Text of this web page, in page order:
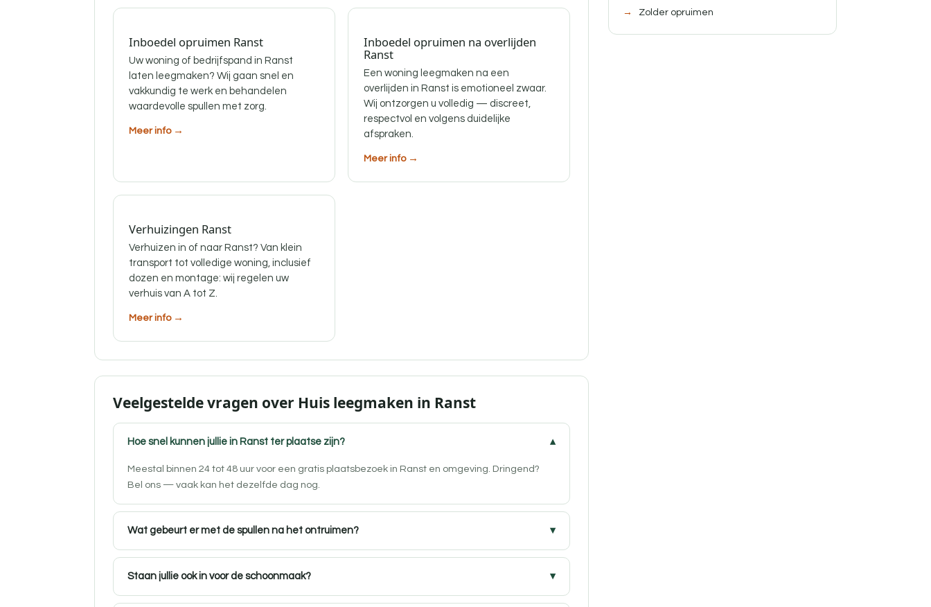
Inboedel opruimen Ranst
Uw woning of bedrijfspand in Ranst
laten leegmaken? Wij gaan snel en
vakkundig te werk en behandelen
waardevolle spullen met zorg.
Meer info →
Inboedel opruimen na overlijden
Ranst
Een woning leegmaken na een
overlijden in Ranst is emotioneel zwaar.
Wij ontzorgen u volledig — discreet,
respectvol en volgens duidelijke
afspraken.
Meer info →
Verhuizingen Ranst
Verhuizen in of naar Ranst? Van klein
transport tot volledige woning, inclusief
dozen en montage: wij regelen uw
verhuis van A tot Z.
Meer info →
Veelgestelde vragen over Huis leegmaken in Ranst
Hoe snel kunnen jullie in Ranst ter plaatse zijn?
Meestal binnen 24 tot 48 uur voor een gratis plaatsbezoek in Ranst en omgeving. Dringend?
Bel ons — vaak kan het dezelfde dag nog.
Wat gebeurt er met de spullen na het ontruimen?
Staan jullie ook in voor de schoonmaak?
Zolder opruimen